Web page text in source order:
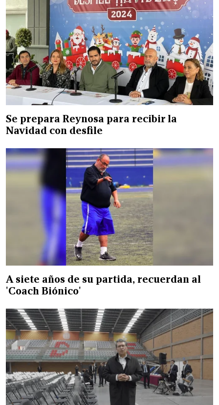
Se prepara Reynosa para recibir la
Navidad con desfile
A siete años de su partida, recuerdan al
'Coach Biónico'